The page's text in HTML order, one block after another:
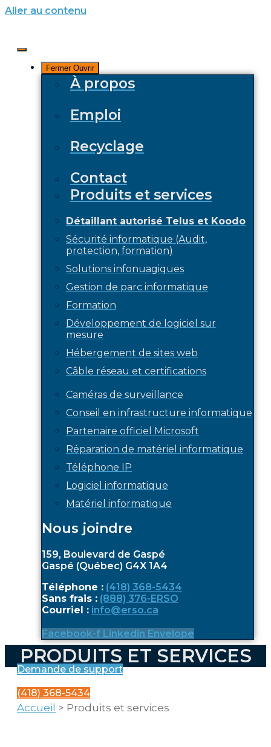
Aller au contenu
Fermer Ouvrir
À propos
Emploi
Recyclage
Contact
Produits et services
Détaillant autorisé Telus et Koodo
Sécurité informatique (Audit,
protection, formation)
Solutions infonuagiques
Gestion de parc informatique
Formation
Développement de logiciel sur
mesure
Hébergement de sites web
Câble réseau et certifications
Caméras de surveillance
Conseil en infrastructure informatique
Partenaire officiel Microsoft
Réparation de matériel informatique
Téléphone IP
Logiciel informatique
Matériel informatique
Nous joindre
159, Boulevard de Gaspé
Gaspé (Québec) G4X 1A4
Téléphone : (418) 368-5434
Sans frais : (888) 376-ERSO
Courriel : info@erso.ca
Facebook-f Linkedin Envelope
Demande de support
(418) 368-5434
PRODUITS ET SERVICES
Accueil > Produits et services